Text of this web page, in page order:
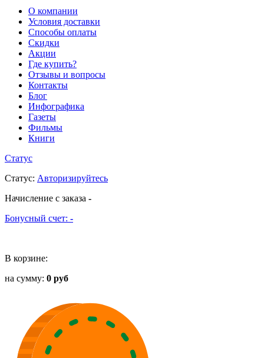
О компании
Условия доставки
Способы оплаты
Скидки
Акции
Где купить?
Отзывы и вопросы
Контакты
Блог
Инфографика
Газеты
Фильмы
Книги
Статус
Статус: Авторизируйтесь
Начисление с заказа -
Бонусный счет: -
В корзине:
на сумму: 0 руб